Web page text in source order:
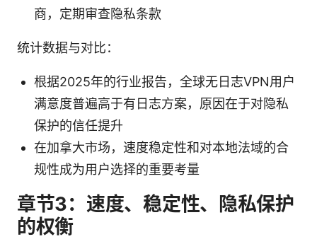
商，定期审查隐私条款
统计数据与对比：
根据2025年的行业报告，全球无日志VPN用户
满意度普遍高于有日志方案，原因在于对隐私
保护的信任提升
在加拿大市场，速度稳定性和对本地法域的合
规性成为用户选择的重要考量
章节3：速度、稳定性、隐私保护
的权衡